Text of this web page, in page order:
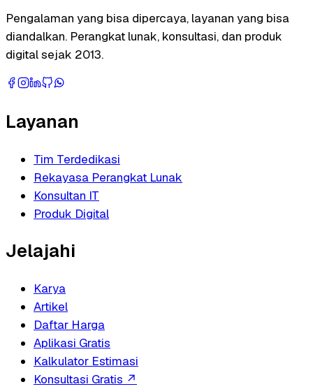
Pengalaman yang bisa dipercaya, layanan yang bisa
diandalkan. Perangkat lunak, konsultasi, dan produk
digital sejak 2013.
Layanan
Tim Terdedikasi
Rekayasa Perangkat Lunak
Konsultan IT
Produk Digital
Jelajahi
Karya
Artikel
Daftar Harga
Aplikasi Gratis
Kalkulator Estimasi
Konsultasi Gratis ↗